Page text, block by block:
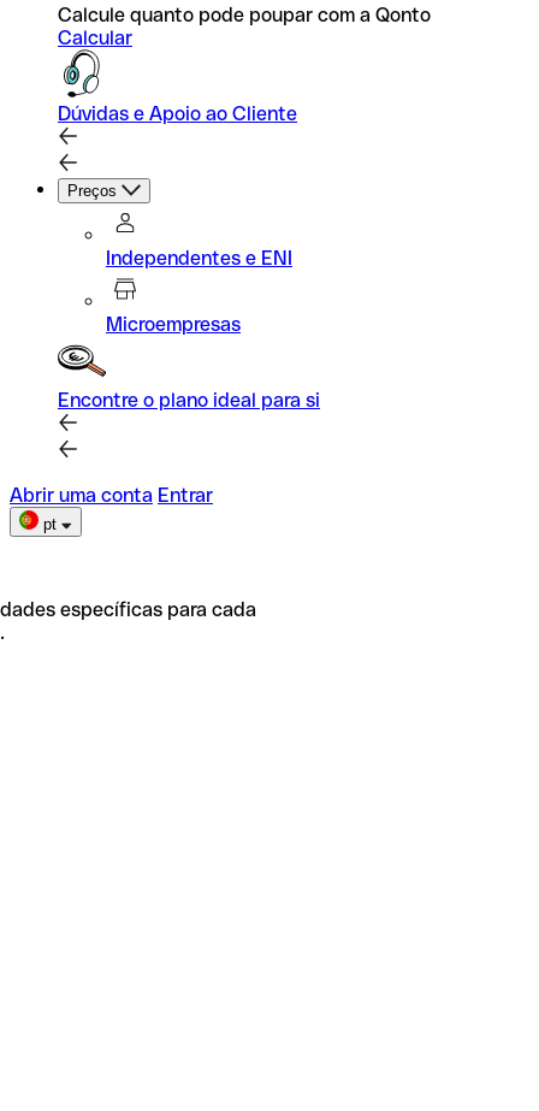
Calcule quanto pode poupar com a Qonto
Calcular
Dúvidas e Apoio ao Cliente
Preços
Independentes e ENI
Microempresas
Encontre o plano ideal para si
Abrir uma conta Entrar
pt
específicas para cada